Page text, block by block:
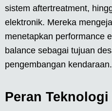
sistem aftertreatment,
elektronik. Mereka
menetapkan performance
balance sebagai tujuan
pengembangan kendaraan.
Peran